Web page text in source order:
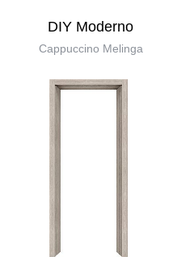
DIY Moderno
Cappuccino Melinga